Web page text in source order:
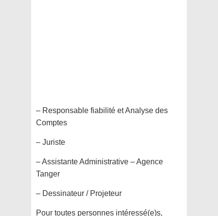
– Responsable fiabilité et Analyse des
Comptes
– Juriste
– Assistante Administrative – Agence
Tanger
– Dessinateur / Projeteur
Pour toutes personnes intéressé(e)s,